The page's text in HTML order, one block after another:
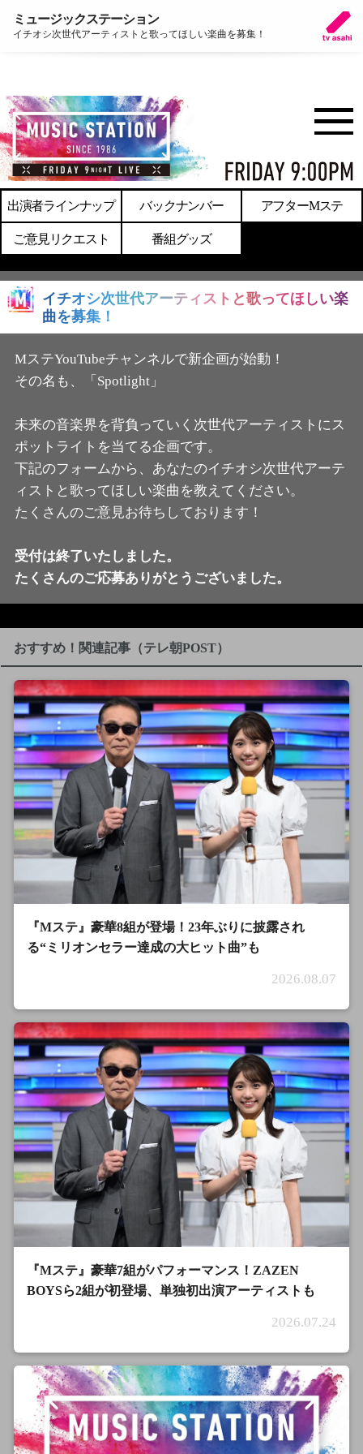
ミュージックステーション
イチオシ次世代アーティストと歌ってほしい楽曲を募集！
出演者ラインナップ バックナンバー アフターMステ
ご意見リクエスト 番組グッズ
イチオシ次世代アーティストと歌ってほしい楽
曲を募集！
MステYouTubeチャンネルで新企画が始動！
その名も、「Spotlight」
未来の音楽界を背負っていく次世代アーティストにス
ポットライトを当てる企画です。
下記のフォームから、あなたのイチオシ次世代アーテ
ィストと歌ってほしい楽曲を教えてください。
たくさんのご意見お待ちしております！
受付は終了いたしました。
たくさんのご応募ありがとうございました。
おすすめ！関連記事（テレ朝POST）
『Mステ』豪華8組が登場！23年ぶりに披露され
る“ミリオンセラー達成の大ヒット曲”も
2026.08.07
『Mステ』豪華7組がパフォーマンス！ZAZEN
BOYSら2組が初登場、単独初出演アーティストも
2026.07.24